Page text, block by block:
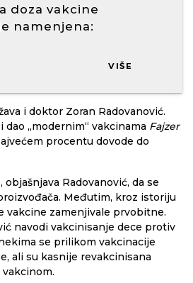
doza vakcine
namenjena:
VIŠE
i doktor Zoran Radovanović.
dao „modernim“ vakcinama Fajzer
procentu dovode do
Radovanović, da se
Međutim, kroz istoriju
vakcine zamenjivale prvobitne.
navodi vakcinisanje dece protiv
se prilikom vakcinacije
ali su kasnije revakcinisana